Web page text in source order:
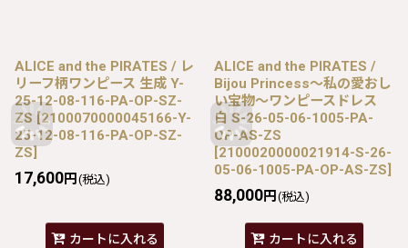
ALICE and the PIRATES / レ
リーフ柄ワンピース 生成 Y-
25-12-08-116-PA-OP-SZ-
ZS [2100070000045166-Y-
25-12-08-116-PA-OP-SZ-
ZS]
17,600円 (税込)
カートに入れる
ALICE and the PIRATES /
Bijou Princess〜私の愛おし
い宝物〜ワンピースドレス
白 S-26-05-06-1005-PA-
OP-AS-ZS
[2100020000021914-S-26-
05-06-1005-PA-OP-AS-ZS]
88,000円 (税込)
カートに入れる